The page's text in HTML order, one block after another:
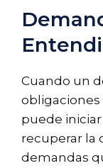
Cuando un
obligaciones
puede
recuperar la
demandas